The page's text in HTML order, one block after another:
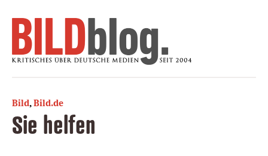
Bild,Bild.de
Sie helfen